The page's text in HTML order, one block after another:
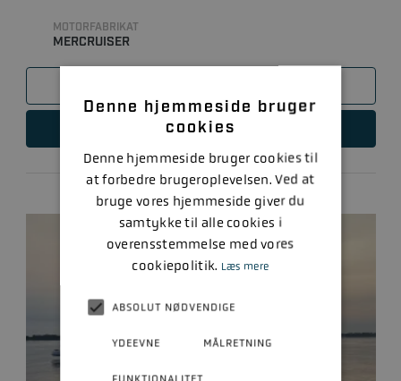
MOTORFABRIKAT
MERCRUISER
LÆS MERE
Denne hjemmeside bruger
cookies
Denne hjemmeside bruger cookies til
at forbedre brugeroplevelsen. Ved at
bruge vores hjemmeside giver du
samtykke til alle cookies i
overensstemmelse med vores
cookiepolitik. Læs mere
ABSOLUT NØDVENDIGE
YDEEVNE MÅLRETNING